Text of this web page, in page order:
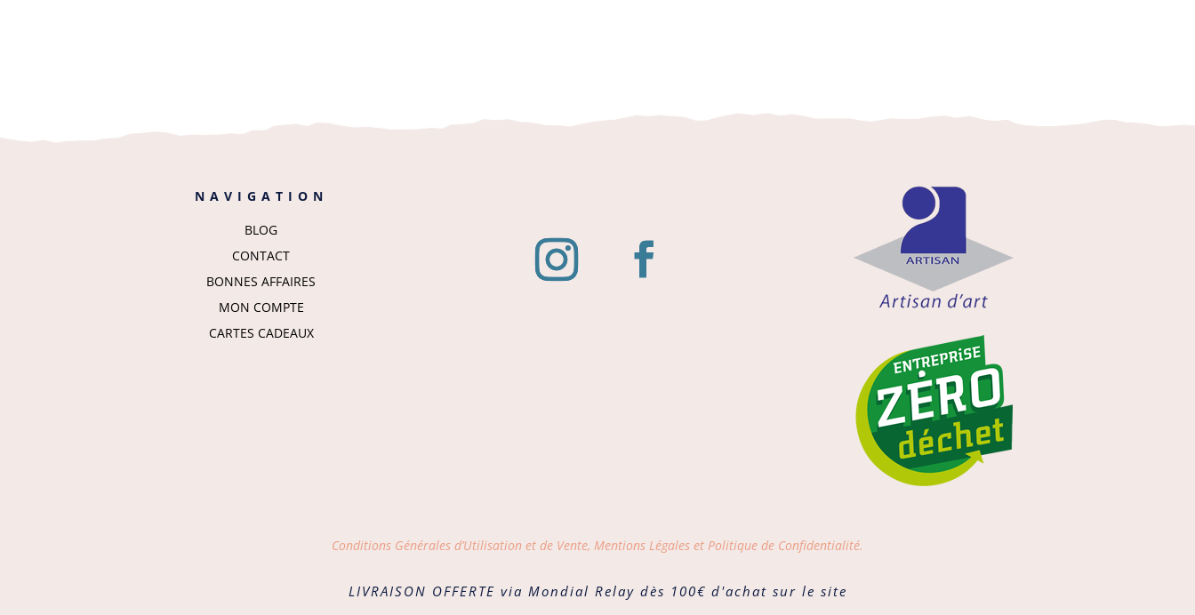
NAVIGATION
BLOG
CONTACT
BONNES AFFAIRES
MON COMPTE
CARTES CADEAUX
Conditions Générales d’Utilisation et de Vente, Mentions Légales et Politique de Confidentialité.
LIVRAISON OFFERTE via Mondial Relay dès 100€ d'achat sur le site